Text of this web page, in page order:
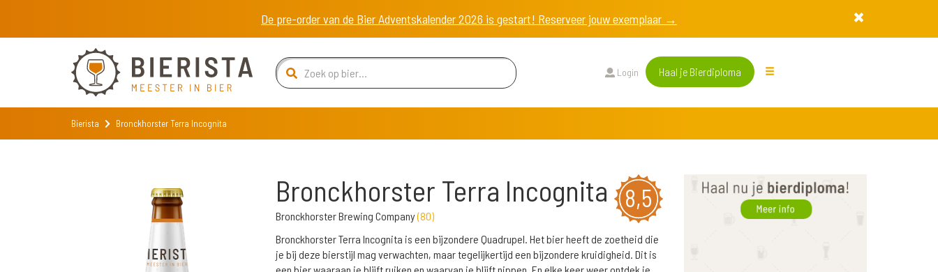
De pre-order van de Bier Adventskalender 2026 is gestart! Reserveer jouw exemplaar →
Login Haal je Bierdiploma
Bierista Bronckhorster Terra Incognita
8,5
Bronckhorster Terra Incognita
Bronckhorster Brewing Company(80)
Bronckhorster Terra Incognita is een bijzondere Quadrupel. Het bier heeft de zoetheid die
je bij deze bierstijl mag verwachten, maar tegelijkertijd een bijzondere kruidigheid. Dit is